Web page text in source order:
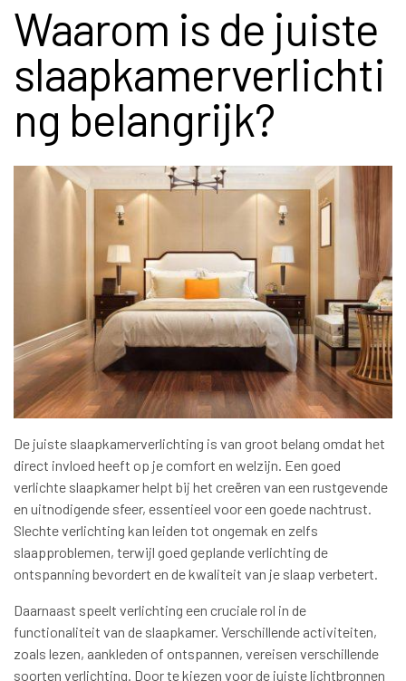
Waarom is de juiste
slaapkamerverlichti
ng belangrijk?
De juiste slaapkamerverlichting is van groot belang omdat het
direct invloed heeft op je comfort en welzijn. Een goed
verlichte slaapkamer helpt bij het creëren van een rustgevende
en uitnodigende sfeer, essentieel voor een goede nachtrust.
Slechte verlichting kan leiden tot ongemak en zelfs
slaapproblemen, terwijl goed geplande verlichting de
ontspanning bevordert en de kwaliteit van je slaap verbetert.
Daarnaast speelt verlichting een cruciale rol in de
functionaliteit van de slaapkamer. Verschillende activiteiten,
zoals lezen, aankleden of ontspannen, vereisen verschillende
soorten verlichting. Door te kiezen voor de juiste lichtbronnen